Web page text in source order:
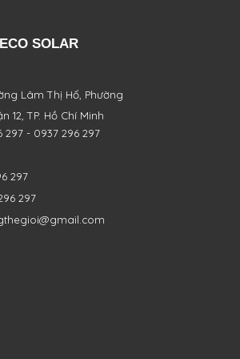
SOLAR
Lâm Thị Hố, Phường
12, TP. Hồ Chí Minh
297 - 0937 296 297
297
297